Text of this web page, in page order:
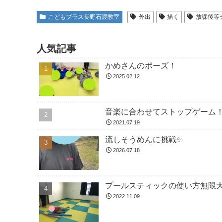
こどもプラス長野石渡教室 外出 描く 放課後等
人気記事
かめさんのポーズ！
2025.02.12
音楽に合わせてストップゲーム！
2021.07.19
流しそうめんに挑戦✨
2026.07.18
プールスティックの使い方無限
2022.11.09